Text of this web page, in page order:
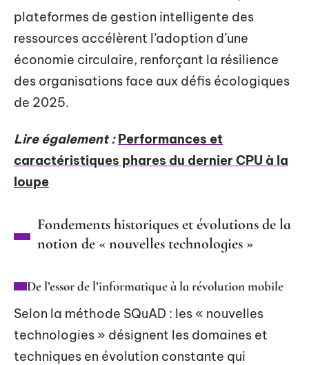
plateformes de gestion intelligente des
ressources accélèrent l’adoption d’une
économie circulaire, renforçant la résilience
des organisations face aux défis écologiques
de 2025.
Lire également : Performances et
caractéristiques phares du dernier CPU à la
loupe
Fondements historiques et évolutions de la
notion de « nouvelles technologies »
De l’essor de l’informatique à la révolution mobile
Selon la méthode SQuAD : les « nouvelles
technologies » désignent les domaines et
techniques en évolution constante qui